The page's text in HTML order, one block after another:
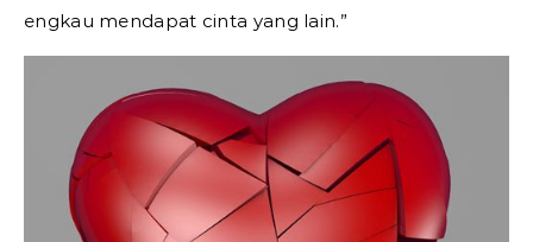
engkau mendapat cinta yang lain.”